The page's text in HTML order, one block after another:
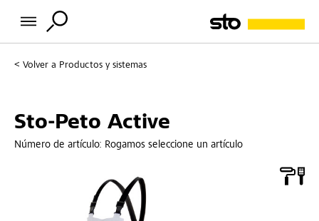
Volver a Productos y sistemas
Sto-Peto Active
Número de artículo: Rogamos seleccione un artículo